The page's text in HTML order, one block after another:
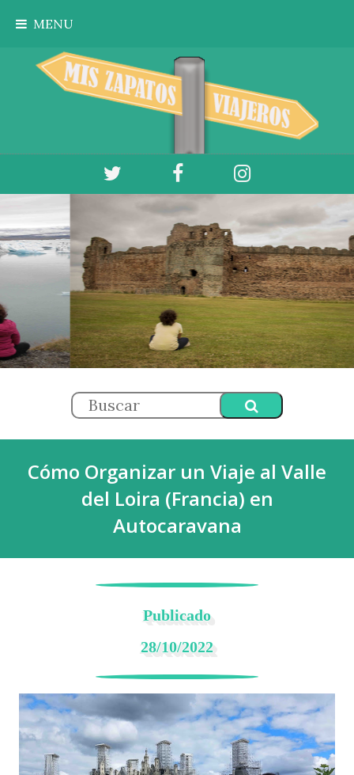
MENU
Cómo Organizar un Viaje al Valle
del Loira (Francia) en
Autocaravana
Publicado
28/10/2022